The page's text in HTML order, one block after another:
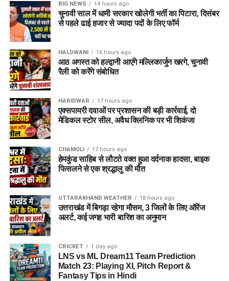
आवश्यक दस्तावेज (Documents
Required):
बायोडाटा / रिज़्यूमे (Resume)(2-3 प्रतियां)
मूल शैक्षिक प्रमाण पत्रएवं उनकी छायाप्रतियां
(Photocopies)
सेवायोजन कार्यालय का पंजीयन कार्ड
पासपोर्ट साइज फोटो
वैध पहचान पत्र
विभाग ने जिले के सभी योग्य एवं इच्छुक युवाओं से अपील की है कि वे समय
पर अपना पंजीकरण कराकर इस रोजगार अवसर का लाभ उठाएं।
BIG NEWS 14 hours ago
चुनावी साल में धामी सरकार खोलेगी भर्ती का पिटारा, दिसंबर
से पहले ढाई हजार से ज्यादा पदों के लिए फॉर्म
HALDWANI 16 hours ago
आठ अगस्त को हल्द्वानी आएंगे मल्लिकार्जुन खरगे, चुनावी
रैली को करेंगे संबोधित
HARIDWAR 17 hours ago
एक्सपायरी दवाओं पर प्रशासन की बड़ी कार्रवाई, दो
मेडिकल स्टोर सील, अवैध क्लिनिक पर भी शिकंजा
CHAMOLI 17 hours ago
हेमकुंड साहिब से लौटते वक्त हुआ दर्दनाक हादसा, बाइक
फिसलने से एक श्रद्धालु की मौत
UTTARAKHAND WEATHER 18 hours ago
उत्तराखंड में बिगड़ा रहेगा मौसम, 3 जिलों के लिए ऑरेंज
अलर्ट, कई जगह भारी बारिश का अनुमान
CRICKET 1 day ago
LNS vs ML Dream11 Team Prediction
Match 23: Playing XI, Pitch Report &
Fantasy Tips in Hindi